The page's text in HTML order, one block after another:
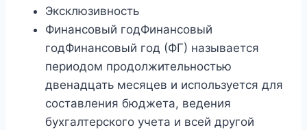
Эксклюзивность
Финансовый годФинансовый
годФинансовый год (ФГ) называется
периодом продолжительностью
двенадцать месяцев и используется для
составления бюджета, ведения
бухгалтерского учета и всей другой